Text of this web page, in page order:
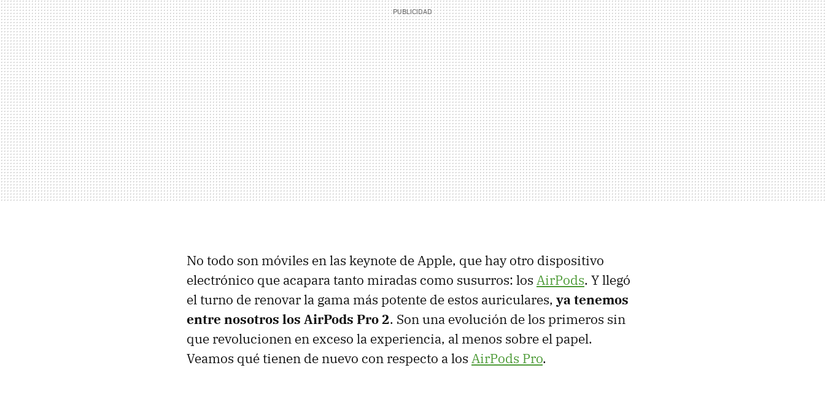
No todo son móviles en las keynote de Apple, que hay otro dispositivo
electrónico que acapara tanto miradas como susurros: los AirPods. Y llegó
el turno de renovar la gama más potente de estos auriculares, ya tenemos
entre nosotros los AirPods Pro 2. Son una evolución de los primeros sin
que revolucionen en exceso la experiencia, al menos sobre el papel.
Veamos qué tienen de nuevo con respecto a los AirPods Pro.